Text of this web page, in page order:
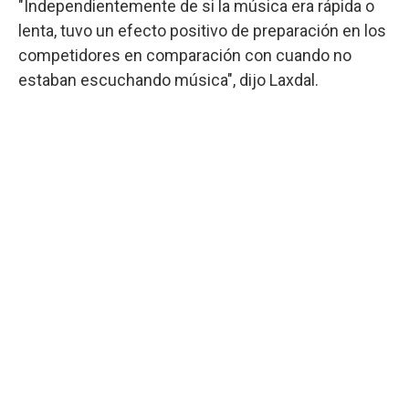
"Independientemente de si la música era rápida o
lenta, tuvo un efecto positivo de preparación en los
competidores en comparación con cuando no
estaban escuchando música", dijo Laxdal.